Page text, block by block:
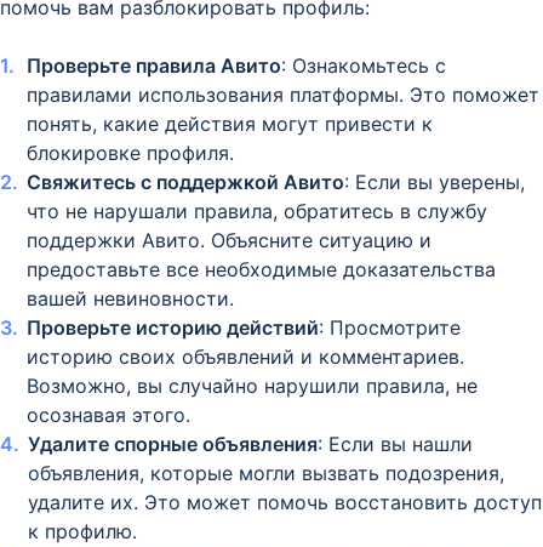
помочь вам разблокировать профиль:
Проверьте правила Авито: Ознакомьтесь с
правилами использования платформы. Это поможет
понять, какие действия могут привести к
блокировке профиля.
Свяжитесь с поддержкой Авито: Если вы уверены,
что не нарушали правила, обратитесь в службу
поддержки Авито. Объясните ситуацию и
предоставьте все необходимые доказательства
вашей невиновности.
Проверьте историю действий: Просмотрите
историю своих объявлений и комментариев.
Возможно, вы случайно нарушили правила, не
осознавая этого.
Удалите спорные объявления: Если вы нашли
объявления, которые могли вызвать подозрения,
удалите их. Это может помочь восстановить доступ
к профилю.